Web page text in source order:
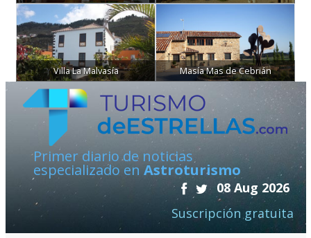
Villa La Malvasía Masía Mas de Cebrián
Primer diario de noticias
especializado en Astroturismo
08 Aug 2026
Suscripción gratuita